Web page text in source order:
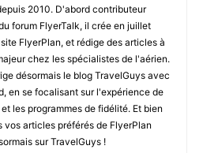
2010. D'abord contributeur
forum FlyerTalk, il crée en juillet
FlyerPlan, et rédige des articles à
chez les spécialistes de l'aérien.
désormais le blog TravelGuys avec
en se focalisant sur l'expérience de
les programmes de fidélité. Et bien
vos articles préférés de FlyerPlan
sur TravelGuys !